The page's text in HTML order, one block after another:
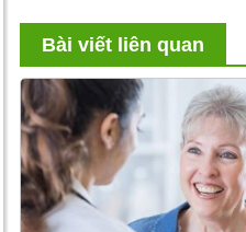
Bài viết liên quan